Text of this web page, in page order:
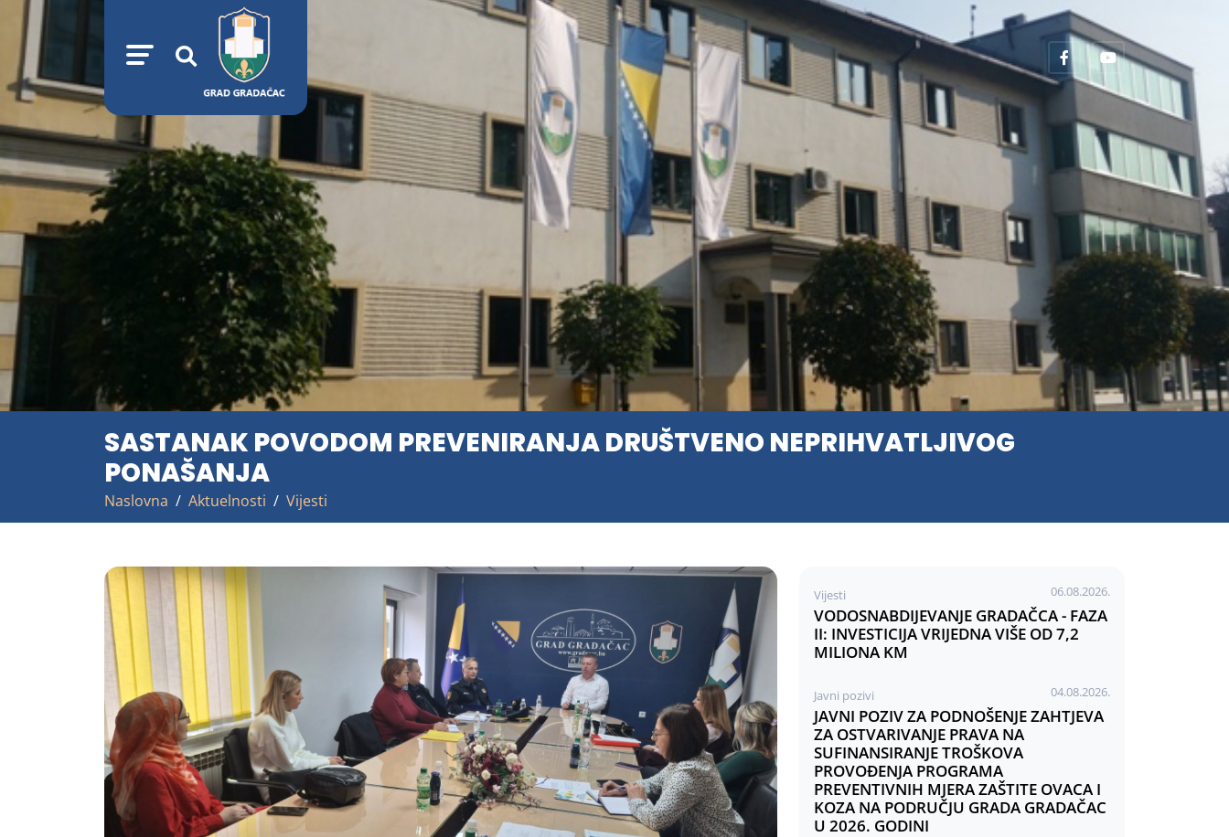
SASTANAK POVODOM PREVENIRANJA DRUŠTVENO NEPRIHVATLJIVOG
PONAŠANJA
Naslovna Aktuelnosti Vijesti
Vijesti 06.08.2026.
VODOSNABDIJEVANJE GRADAČCA - FAZA
II: INVESTICIJA VRIJEDNA VIŠE OD 7,2
MILIONA KM
Javni pozivi 04.08.2026.
JAVNI POZIV ZA PODNOŠENJE ZAHTJEVA
ZA OSTVARIVANJE PRAVA NA
SUFINANSIRANJE TROŠKOVA
PROVOĐENJA PROGRAMA
PREVENTIVNIH MJERA ZAŠTITE OVACA I
KOZA NA PODRUČJU GRADA GRADAČAC
U 2026. GODINI